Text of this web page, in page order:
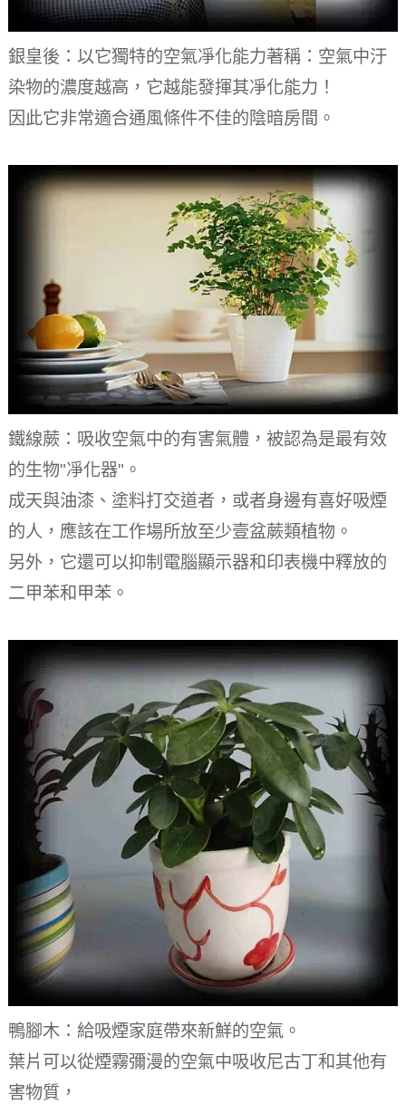
銀皇後：以它獨特的空氣凈化能力著稱：空氣中汙
染物的濃度越高，它越能發揮其凈化能力！
因此它非常適合通風條件不佳的陰暗房間。
鐵線蕨：吸收空氣中的有害氣體，被認為是最有效
的生物"凈化器"。
成天與油漆、塗料打交道者，或者身邊有喜好吸煙
的人，應該在工作場所放至少壹盆蕨類植物。
另外，它還可以抑制電腦顯示器和印表機中釋放的
二甲苯和甲苯。
鴨腳木：給吸煙家庭帶來新鮮的空氣。
葉片可以從煙霧彌漫的空氣中吸收尼古丁和其他有
害物質，